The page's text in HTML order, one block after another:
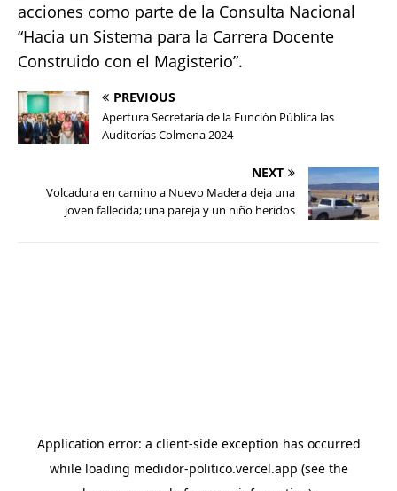
acciones como parte de la Consulta Nacional
“Hacia un Sistema para la Carrera Docente
Construido con el Magisterio”.
PREVIOUS
Apertura Secretaría de la Función Pública las
Auditorías Colmena 2024
NEXT
Volcadura en camino a Nuevo Madera deja una
joven fallecida; una pareja y un niño heridos